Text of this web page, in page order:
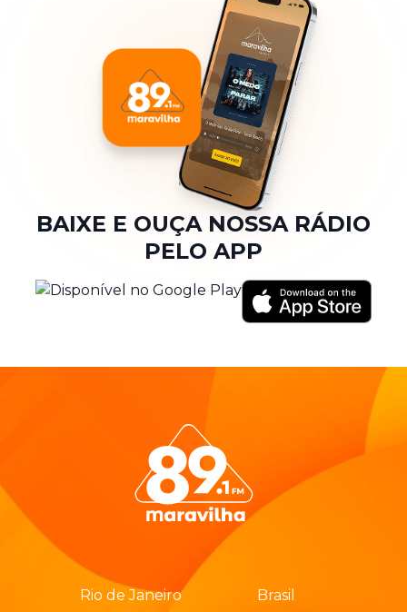
BAIXE E OUÇA NOSSA RÁDIO
PELO APP
Rio de Janeiro Brasil